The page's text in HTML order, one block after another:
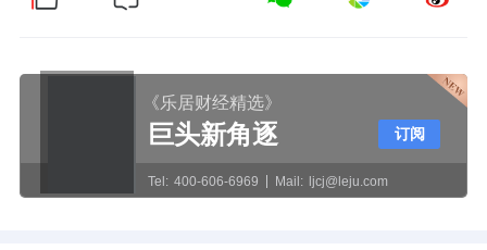
《乐居财经精选》
巨头新角逐
Tel: 400-606-6969 Mail: ljcj@leju.com
订阅